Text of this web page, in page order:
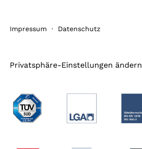
Privatsphäre-Einstellungen ändern
Impressum · Datenschutz